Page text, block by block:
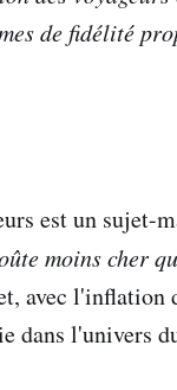
de fidélité
est un sujet-
moins cher
avec
dans l'univers